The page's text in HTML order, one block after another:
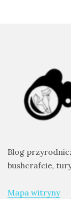
Blog
bushcrafcie,
Mapa witryny